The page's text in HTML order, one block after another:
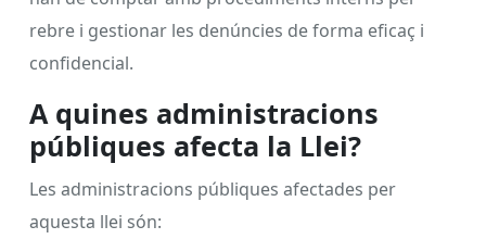
rebre i gestionar les denúncies de forma eficaç i
confidencial.
A quines administracions
públiques afecta la Llei?
Les administracions públiques afectades per
aquesta llei són: